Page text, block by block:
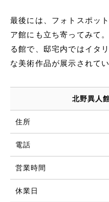
最後には、フォトスポッ
ア館にも立ち寄ってみて
る館で、邸宅内ではイタ
な美術作品が展示されてい
北野異人
住所
電話
営業時間
休業日